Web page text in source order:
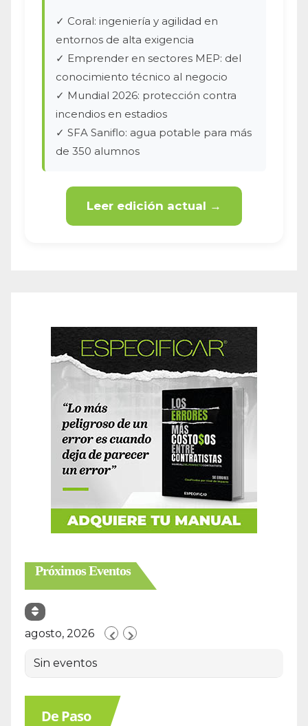
✓ Coral: ingeniería y agilidad en
entornos de alta exigencia
✓ Emprender en sectores MEP: del
conocimiento técnico al negocio
✓ Mundial 2026: protección contra
incendios en estadios
✓ SFA Saniflo: agua potable para más
de 350 alumnos
Leer edición actual →
Próximos Eventos
agosto, 2026
Sin eventos
De Paso